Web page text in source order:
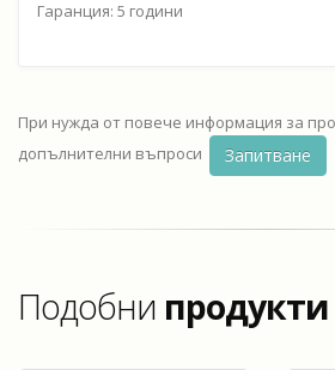
Гаранция: 5 години
При нужда от повече информация за
допълнителни въпроси
Запитване
Подобни продукти